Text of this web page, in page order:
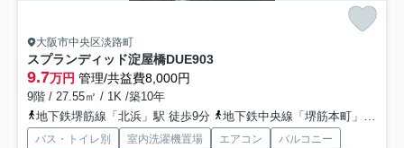
大阪市中央区淡路町
スプランディッド淀屋橋DUE903
9.7万円 管理/共益費8,000円
9階 / 27.55㎡ / 1K /築10年
地下鉄堺筋線「北浜」駅 徒歩9分
地下鉄中央線「堺筋本町」駅 徒歩11分
バス・トイレ別 室内洗濯機置場 エアコン
バルコニー